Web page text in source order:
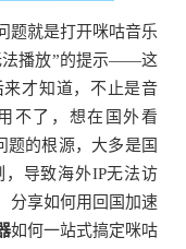
题就是打开咪咕音乐
法播放”的提示——这
才知道，不止是音
不了，想在国外看
题的根源，大多是国
导致海外IP无法访
分享如何用回国加速
如何一站式搞定咪咕